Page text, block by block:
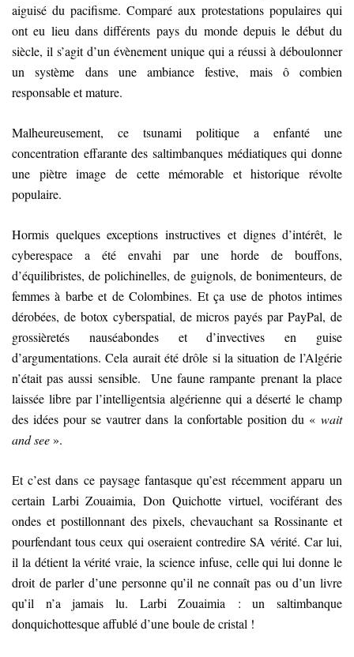
aiguisé du pacifisme. Comparé aux protestations populaires qui
ont eu lieu dans différents pays du monde depuis le début du
siècle, il s’agit d’un évènement unique qui a réussi à déboulonner
un système dans une ambiance festive, mais ô combien
responsable et mature.
Malheureusement, ce tsunami politique a enfanté une
concentration effarante des saltimbanques médiatiques qui donne
une piètre image de cette mémorable et historique révolte
populaire.
Hormis quelques exceptions instructives et dignes d’intérêt, le
cyberespace a été envahi par une horde de bouffons,
d’équilibristes, de polichinelles, de guignols, de bonimenteurs, de
femmes à barbe et de Colombines. Et ça use de photos intimes
dérobées, de botox cyberspatial, de micros payés par PayPal, de
grossièretés nauséabondes et d’invectives en guise
d’argumentations. Cela aurait été drôle si la situation de l’Algérie
n’était pas aussi sensible. Une faune rampante prenant la place
laissée libre par l’intelligentsia algérienne qui a déserté le champ
des idées pour se vautrer dans la confortable position du « wait
and see».
Et c’est dans ce paysage fantasque qu’est récemment apparu un
certain Larbi Zouaimia, Don Quichotte virtuel, vociférant des
ondes et postillonnant des pixels, chevauchant sa Rossinante et
pourfendant tous ceux qui oseraient contredire SA vérité. Car lui,
il la détient la vérité vraie, la science infuse, celle qui lui donne le
droit de parler d’une personne qu’il ne connaît pas ou d’un livre
qu’il n’a jamais lu. Larbi Zouaimia : un saltimbanque
donquichottesque affublé d’une boule de cristal !